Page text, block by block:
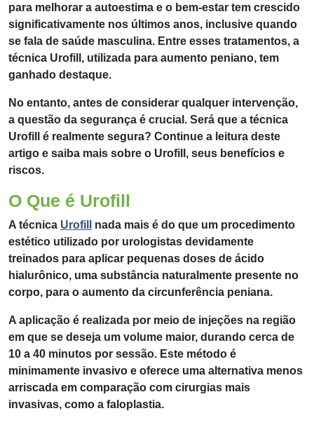
para melhorar a autoestima e o bem-estar tem crescido
significativamente nos últimos anos, inclusive quando
se fala de saúde masculina. Entre esses tratamentos, a
técnica Urofill, utilizada para aumento peniano, tem
ganhado destaque.
No entanto, antes de considerar qualquer intervenção,
a questão da segurança é crucial. Será que a técnica
Urofill é realmente segura? Continue a leitura deste
artigo e saiba mais sobre o Urofill, seus benefícios e
riscos.
O Que é Urofill
A técnica Urofill
nada mais é do que um procedimento
estético utilizado por urologistas devidamente
treinados para aplicar pequenas doses de ácido
hialurônico, uma substância naturalmente presente no
corpo, para o aumento da circunferência peniana.
A aplicação é realizada por meio de injeções na região
em que se deseja um volume maior, durando cerca de
10 a 40 minutos por sessão. Este método é
minimamente invasivo e oferece uma alternativa menos
arriscada em comparação com cirurgias mais
invasivas, como a faloplastia.